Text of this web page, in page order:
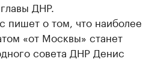
ДНР.
пишет о том, что наиболее
«от Москвы» станет
совета ДНР Денис